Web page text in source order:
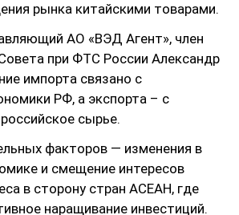
рынка китайскими товарами.
АО «ВЭД Агент», член
при ФТС России Александр
импорта связано с
РФ, а экспорта – с
сырье.
факторов — изменения в
и смещение интересов
в сторону стран АСЕАН, где
наращивание инвестиций.